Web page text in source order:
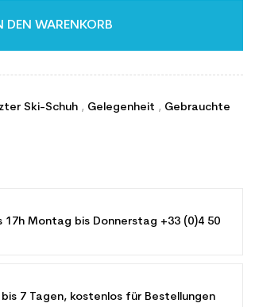
DEN WARENKORB
Ski-Schuh , Gelegenheit , Gebrauchte
17h Montag bis Donnerstag +33 (0)4 50
7 Tagen, kostenlos für Bestellungen